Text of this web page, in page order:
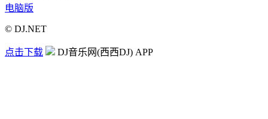
电脑版
© DJ.NET
点击下载 DJ音乐网(西西DJ) APP